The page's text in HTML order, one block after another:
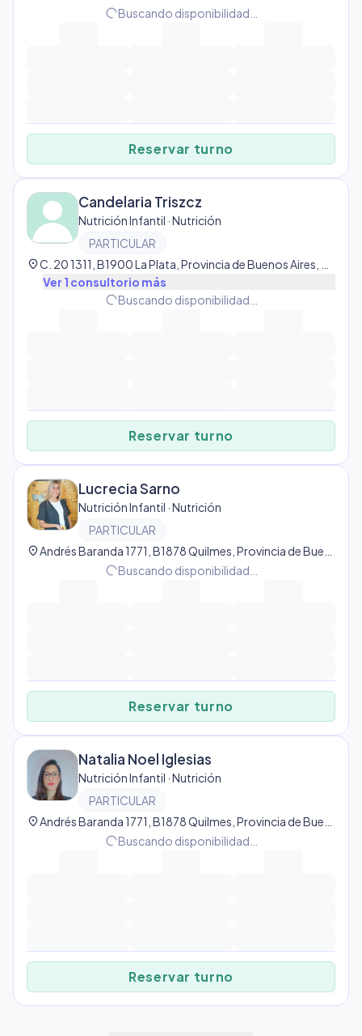
progress_activityBuscando disponibilidad…
Reservar turno
Candelaria Triszcz
Nutrición Infantil · Nutrición
PARTICULAR
location_on
Ver 1 consultorio más
progress_activityBuscando disponibilidad…
Reservar turno
Lucrecia Sarno
Nutrición Infantil · Nutrición
PARTICULAR
location_on
progress_activityBuscando disponibilidad…
Reservar turno
Natalia Noel Iglesias
Nutrición Infantil · Nutrición
PARTICULAR
location_on
progress_activityBuscando disponibilidad…
Reservar turno